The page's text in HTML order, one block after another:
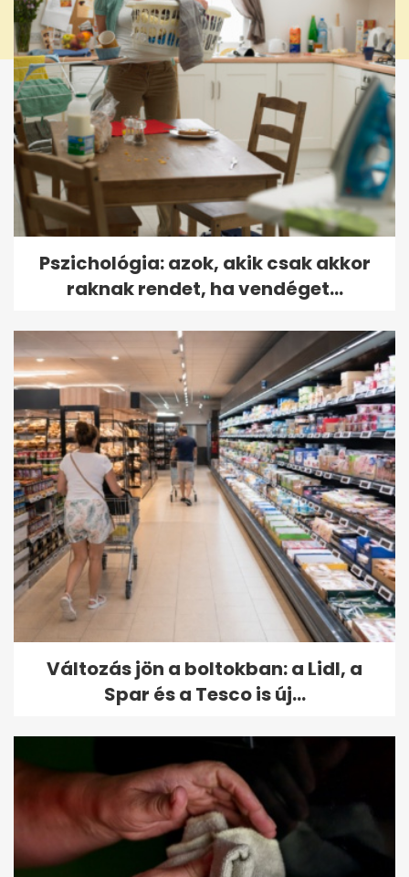
Pszichológia: azok, akik csak akkor
raknak rendet, ha vendéget...
Változás jön a boltokban: a Lidl, a
Spar és a Tesco is új...